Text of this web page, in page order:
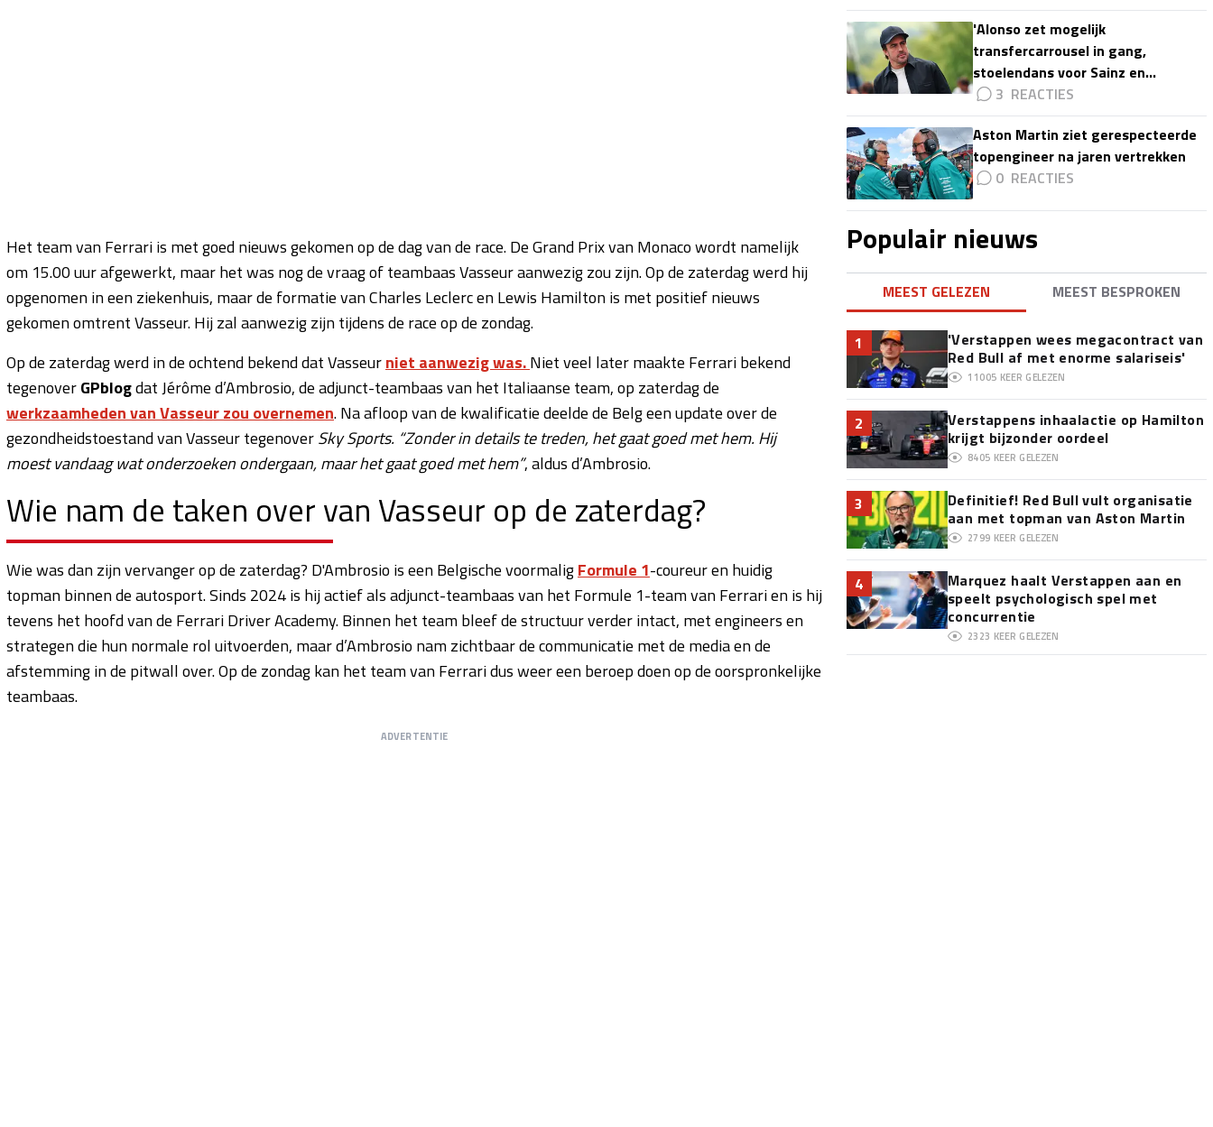
Het team van Ferrari is met goed nieuws gekomen op de dag van de race. De Grand Prix van Monaco wordt namelijk
om 15.00 uur afgewerkt, maar het was nog de vraag of teambaas Vasseur aanwezig zou zijn. Op de zaterdag werd hij
opgenomen in een ziekenhuis, maar de formatie van Charles Leclerc en Lewis Hamilton is met positief nieuws
gekomen omtrent Vasseur. Hij zal aanwezig zijn tijdens de race op de zondag.
Op de zaterdag werd in de ochtend bekend dat Vasseurniet aanwezig was.Niet veel later maakte Ferrari bekend
tegenoverGPblogdat Jérôme d’Ambrosio, de adjunct-teambaas van het Italiaanse team, op zaterdag de
werkzaamheden van Vasseur zou overnemen. Na afloop van de kwalificatie deelde de Belg een update over de
gezondheidstoestand van Vasseur tegenoverSky Sports. “Zonder in details te treden, het gaat goed met hem. Hij
moest vandaag wat onderzoeken ondergaan, maar het gaat goed met hem”, aldus d’Ambrosio.
Wie nam de taken over van Vasseur op de zaterdag?
Wie was dan zijn vervanger op de zaterdag? D'Ambrosio is een Belgische voormaligFormule 1-coureur en huidig
topman binnen de autosport. Sinds 2024 is hij actief als adjunct-teambaas van het Formule 1-team van Ferrari en is hij
tevens het hoofd van de Ferrari Driver Academy. Binnen het team bleef de structuur verder intact, met engineers en
strategen die hun normale rol uitvoerden, maar d’Ambrosio nam zichtbaar de communicatie met de media en de
afstemming in de pitwall over. Op de zondag kan het team van Ferrari dus weer een beroep doen op de oorspronkelijke
teambaas.
ADVERTENTIE
'Alonso zet mogelijk
transfercarrousel in gang,
stoelendans voor Sainz en
Colapinto'
3
Aston Martin ziet gerespecteerde
topengineer na jaren vertrekken
0
Populair nieuws
MEEST GELEZEN MEEST BESPROKEN
1
'Verstappen wees megacontract van
Red Bull af met enorme salariseis'
11005 KEER GELEZEN
2
Verstappens inhaalactie op Hamilton
krijgt bijzonder oordeel
8405 KEER GELEZEN
3
Definitief! Red Bull vult organisatie
aan met topman van Aston Martin
2799 KEER GELEZEN
4
Marquez haalt Verstappen aan en
speelt psychologisch spel met
concurrentie
2323 KEER GELEZEN